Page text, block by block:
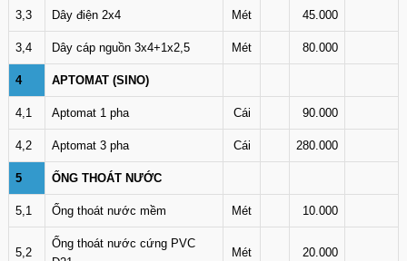
3,3 Dây điện 2x4 Mét 45.000
3,4 Dây cáp nguồn 3x4+1x2,5 Mét 80.000
4 APTOMAT (SINO)
4,1 Aptomat 1 pha Cái 90.000
4,2 Aptomat 3 pha Cái 280.000
5 ỐNG THOÁT NƯỚC
5,1 Ống thoát nước mềm Mét 10.000
5,2
Ống thoát nước cứng PVC
Mét 20.000